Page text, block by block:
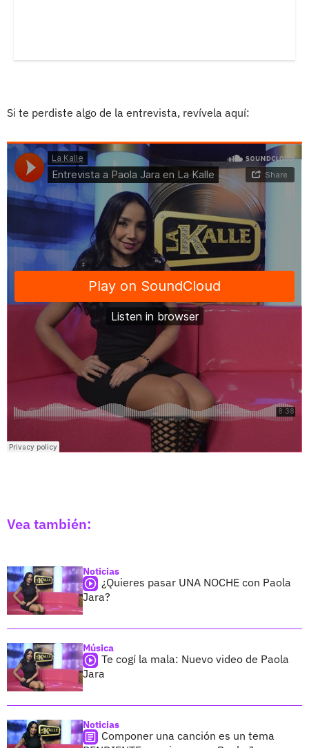
Si te perdiste algo de la entrevista, revívela aquí:
Vea también:
Noticias
¿Quieres pasar UNA NOCHE con Paola
Jara?
Música
Te cogí la mala: Nuevo video de Paola
Jara
Noticias
Componer una canción es un tema